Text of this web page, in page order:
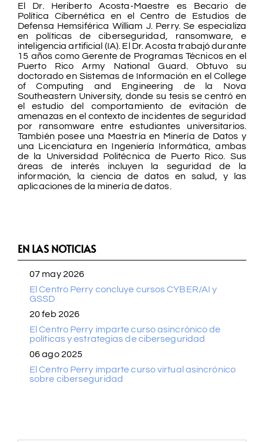
El Dr. Heriberto Acosta-Maestre es Becario de
Política Cibernética en el Centro de Estudios de
Defensa Hemsiférica William J. Perry. Se especializa
en políticas de ciberseguridad, ransomware, e
inteligencia artificial (IA). El Dr. Acosta trabajó durante
15 años como Gerente de Programas Técnicos en el
Puerto Rico Army National Guard. Obtuvo su
doctorado en Sistemas de Información en el College
of Computing and Engineering de la Nova
Southeastern University, donde su tesis se centró en
el estudio del comportamiento de evitación de
amenazas en el contexto de incidentes de seguridad
por ransomware entre estudiantes universitarios.
También posee una Maestría en Minería de Datos y
una Licenciatura en Ingeniería Informática, ambas
de la Universidad Politécnica de Puerto Rico. Sus
áreas de interés incluyen la seguridad de la
información, la ciencia de datos en salud, y las
aplicaciones de la minería de datos.
EN LAS NOTICIAS
07 may 2026
El Centro Perry concluye cursos CYBER/AI y
GSSD
20 feb 2026
El Centro Perry imparte curso asincrónico de
políticas y estrategias de ciberseguridad
06 ago 2025
El Centro Perry imparte curso virtual asincrónico
sobre ciberseguridad